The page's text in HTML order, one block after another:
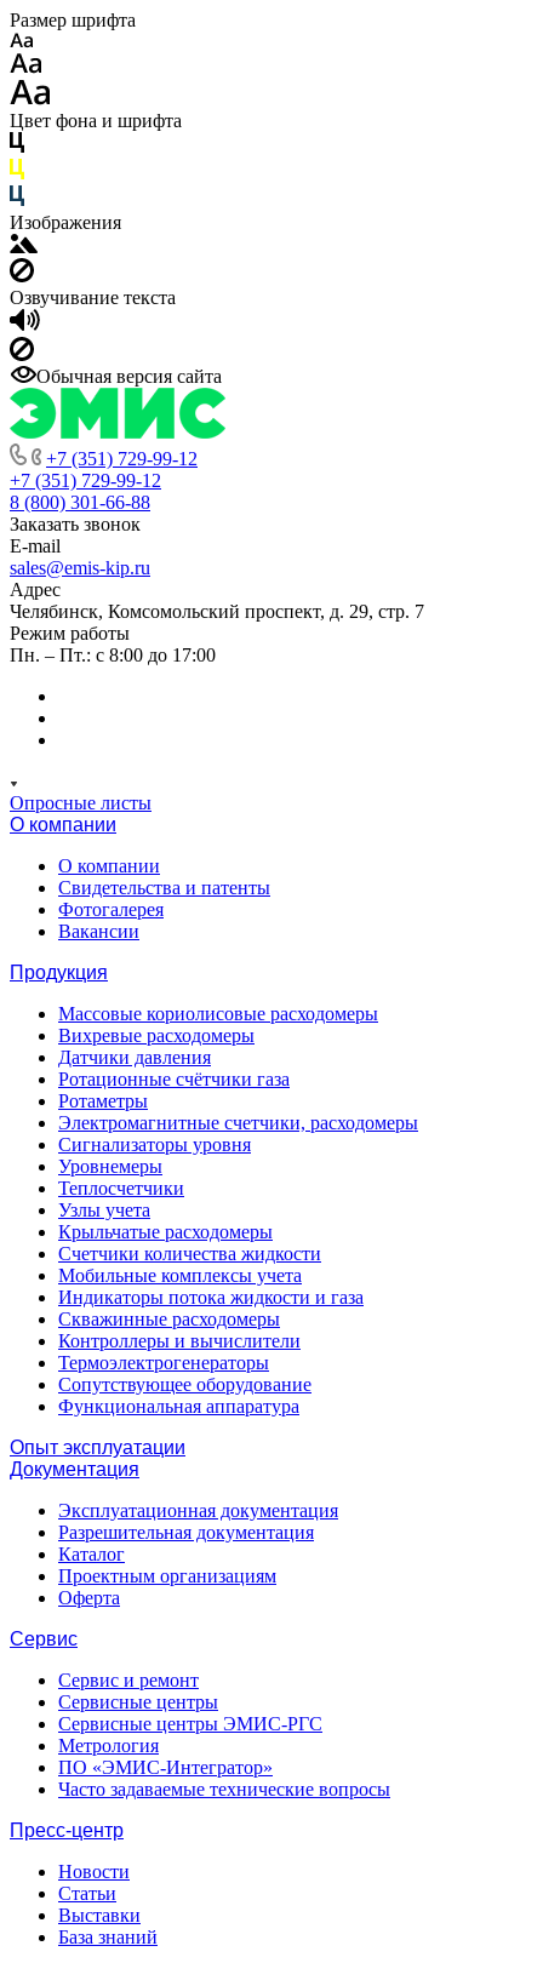
Размер шрифта
Цвет фона и шрифта
Изображения
Озвучивание текста
Обычная версия сайта
+7 (351) 729-99-12
+7 (351) 729-99-12
8 (800) 301-66-88
Заказать звонок
E-mail
sales@emis-kip.ru
Адрес
Челябинск, Комсомольский проспект, д. 29, стр. 7
Режим работы
Пн. – Пт.: с 8:00 до 17:00
Опросные листы
О компании
О компании
Свидетельства и патенты
Фотогалерея
Вакансии
Продукция
Массовые кориолисовые расходомеры
Вихревые расходомеры
Датчики давления
Ротационные счётчики газа
Ротаметры
Электромагнитные счетчики, расходомеры
Сигнализаторы уровня
Уровнемеры
Теплосчетчики
Узлы учета
Крыльчатые расходомеры
Счетчики количества жидкости
Мобильные комплексы учета
Индикаторы потока жидкости и газа
Скважинные расходомеры
Контроллеры и вычислители
Термоэлектрогенераторы
Сопутствующее оборудование
Функциональная аппаратура
Опыт эксплуатации
Документация
Эксплуатационная документация
Разрешительная документация
Каталог
Проектным организациям
Оферта
Сервис
Сервис и ремонт
Сервисные центры
Сервисные центры ЭМИС-РГС
Метрология
ПО «ЭМИС-Интегратор»
Часто задаваемые технические вопросы
Пресс-центр
Новости
Статьи
Выставки
База знаний